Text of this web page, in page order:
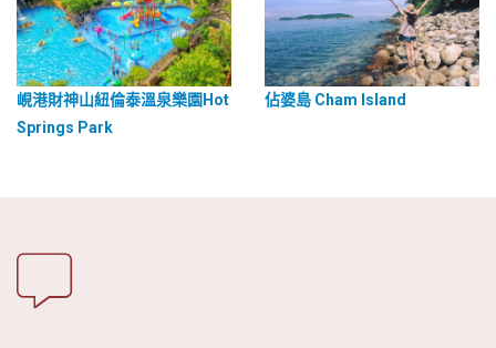
峴港財神山紐倫泰溫泉樂園Hot
Springs Park
佔婆島 Cham Island